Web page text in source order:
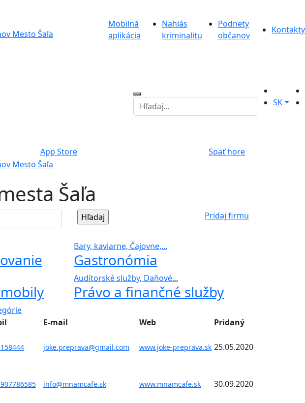
Mobilná
aplikácia
Nahlás
kriminalitu
Podnety
občanov
Kontakty
SK
App Store Späť hore
Šaľa
Pridaj firmu
Bary, kaviarne, Čajovne,...
Gastronómia
Audítorské služby, Daňové...
Právo a finančné služby
E-mail Web
Pridaný
joke.preprava@gmail.com www.joke-preprava.sk 25.05.2020
info@mnamcafe.sk www.mnamcafe.sk 30.09.2020